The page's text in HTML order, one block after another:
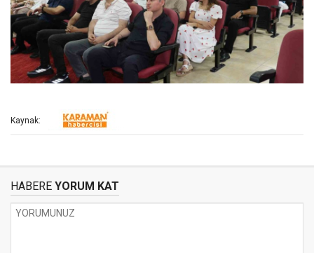
Kaynak:
HABERE YORUM KAT